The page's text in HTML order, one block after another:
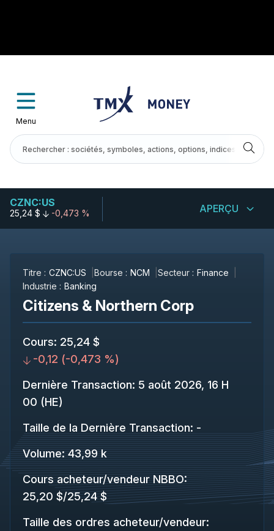
Menu
CZNC:US
25,24 $ -0,473 % APERÇU
Titre : CZNC:US Bourse : NCM Secteur : Finance
Industrie : Banking
Citizens & Northern Corp
Cours: 25,24 $
-0,12 (-0,473 %)
Dernière Transaction: 5 août 2026, 16 H
00 (HE)
Taille de la Dernière Transaction: -
Volume: 43,99 k
Cours acheteur/vendeur NBBO:
25,20 $/25,24 $
Taille des ordres acheteur/vendeur: